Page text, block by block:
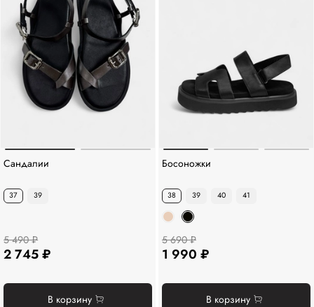
Сандалии
37 39
5 490 ₽
2 745 ₽
В корзину
Босоножки
38 39 40 41
5 690 ₽
1 990 ₽
В корзину